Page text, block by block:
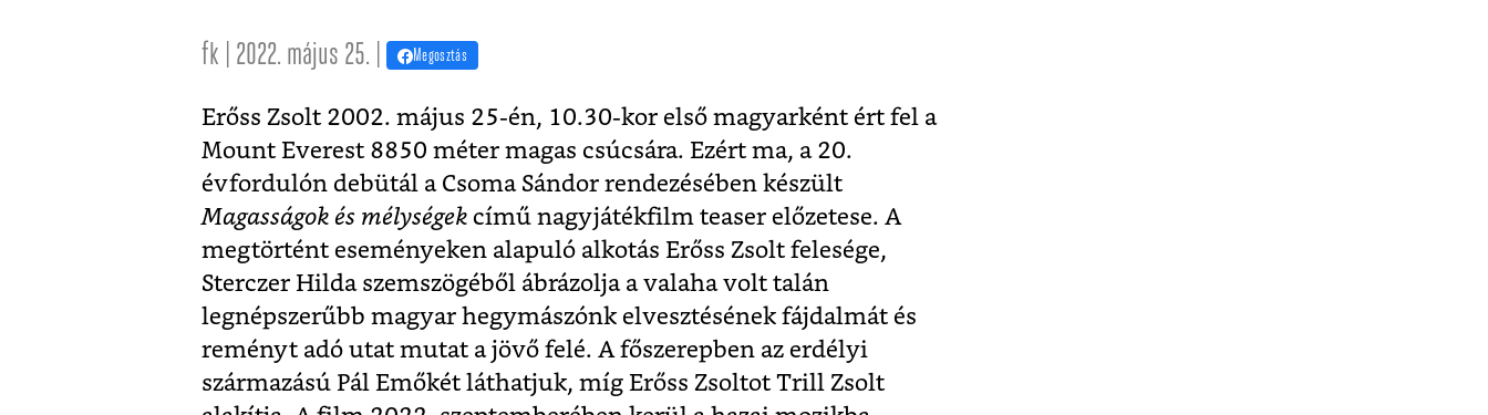
fk | 2022. május 25. | Megosztás
Erőss Zsolt 2002. május 25-én, 10.30-kor első magyarként ért fel a
Mount Everest 8850 méter magas csúcsára. Ezért ma, a 20.
évfordulón debütál a Csoma Sándor rendezésében készült
Magasságok és mélységek című nagyjátékfilm teaser előzetese. A
megtörtént eseményeken alapuló alkotás Erőss Zsolt felesége,
Sterczer Hilda szemszögéből ábrázolja a valaha volt talán
legnépszerűbb magyar hegymászónk elvesztésének fájdalmát és
reményt adó utat mutat a jövő felé. A főszerepben az erdélyi
származású Pál Emőkét láthatjuk, míg Erőss Zsoltot Trill Zsolt